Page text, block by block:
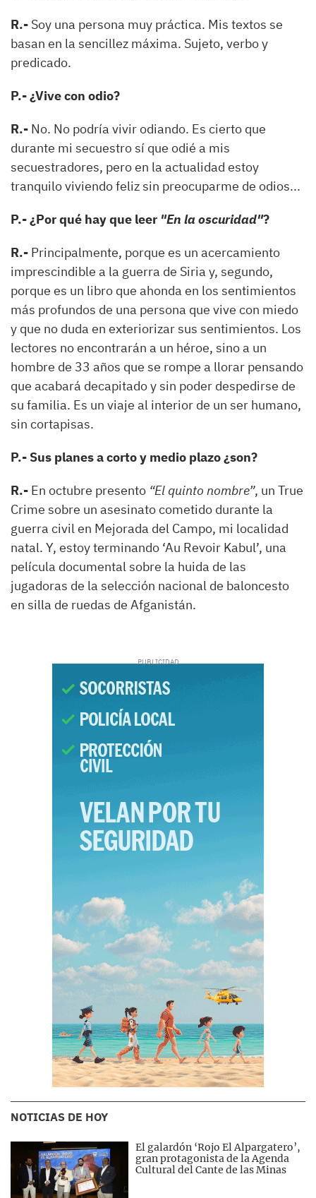
R.- Soy una persona muy práctica. Mis textos se
basan en la sencillez máxima. Sujeto, verbo y
predicado.
P.- ¿Vive con odio?
R.- No. No podría vivir odiando. Es cierto que
durante mi secuestro sí que odié a mis
secuestradores, pero en la actualidad estoy
tranquilo viviendo feliz sin preocuparme de odios...
P.- ¿Por qué hay que leer "En la oscuridad"?
R.- Principalmente, porque es un acercamiento
imprescindible a la guerra de Siria y, segundo,
porque es un libro que ahonda en los sentimientos
más profundos de una persona que vive con miedo
y que no duda en exteriorizar sus sentimientos. Los
lectores no encontrarán a un héroe, sino a un
hombre de 33 años que se rompe a llorar pensando
que acabará decapitado y sin poder despedirse de
su familia. Es un viaje al interior de un ser humano,
sin cortapisas.
P.- Sus planes a corto y medio plazo ¿son?
R.- En octubre presento “El quinto nombre”, un True
Crime sobre un asesinato cometido durante la
guerra civil en Mejorada del Campo, mi localidad
natal. Y, estoy terminando ‘Au Revoir Kabul’, una
película documental sobre la huida de las
jugadoras de la selección nacional de baloncesto
en silla de ruedas de Afganistán.
NOTICIAS DE HOY
El galardón ‘Rojo El Alpargatero’,
gran protagonista de la Agenda
Cultural del Cante de las Minas